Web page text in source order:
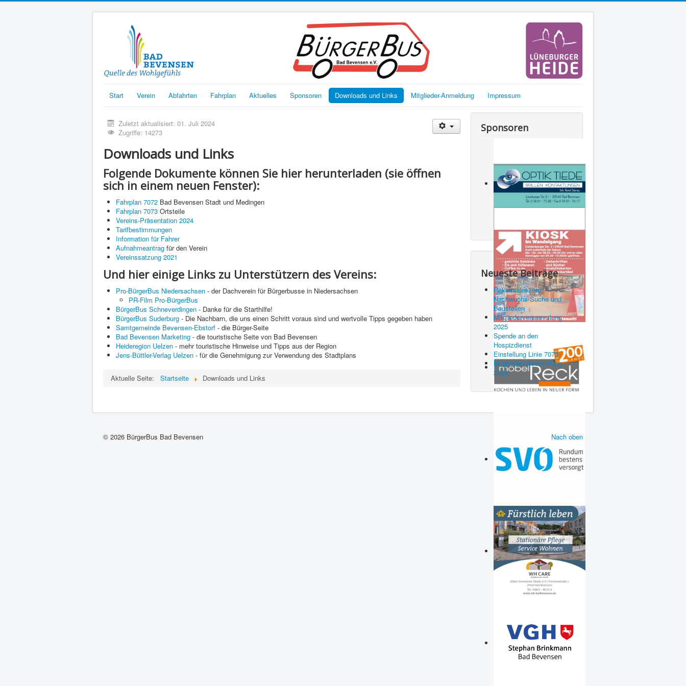
Start Verein Abfahrten Fahrplan Aktuelles Sponsoren Downloads und Links Mitglieder-Anmeldung Impressum
Zuletzt aktualisiert: 01. Juli 2024
Zugriffe: 14273
Downloads und Links
Folgende Dokumente können Sie hier herunterladen (sie öffnen
sich in einem neuen Fenster):
Fahrplan 7072 Bad Bevensen Stadt und Medingen
Fahrplan 7073 Ortsteile
Vereins-Präsentation 2024
Tarifbestimmungen
Information für Fahrer
Aufnahmeantrag für den Verein
Vereinssatzung 2021
Und hier einige Links zu Unterstützern des Vereins:
Pro-BürgerBus Niedersachsen - der Dachverein für Bürgerbusse in Niedersachsen
PR-Film Pro-BürgerBus
BürgerBus Schneverdingen - Danke für die Starthilfe!
BürgerBus Suderburg - Die Nachbarn, die uns einen Schritt voraus sind und wertvolle Tipps gegeben haben
Samtgemeinde Bevensen-Ebstorf - die Bürger-Seite
Bad Bevensen Marketing - die touristische Seite von Bad Bevensen
Heideregion Uelzen - mehr touristische Hinweise und Tipps aus der Region
Jens-Büttler-Verlag Uelzen - für die Genehmigung zur Verwendung des Stadtplans
Aktuelle Seite: Startseite Downloads und Links
Sponsoren
Neueste Beiträge
Rekonvaleszenz,
Nachwuchs-Suche und
Baustellen
Mitgliederversammlung
2025
Spende an den
Hospizdienst
Einstellung Linie 7073
Mitgliederversammlung
2024
Nach oben
© 2026 BürgerBus Bad Bevensen